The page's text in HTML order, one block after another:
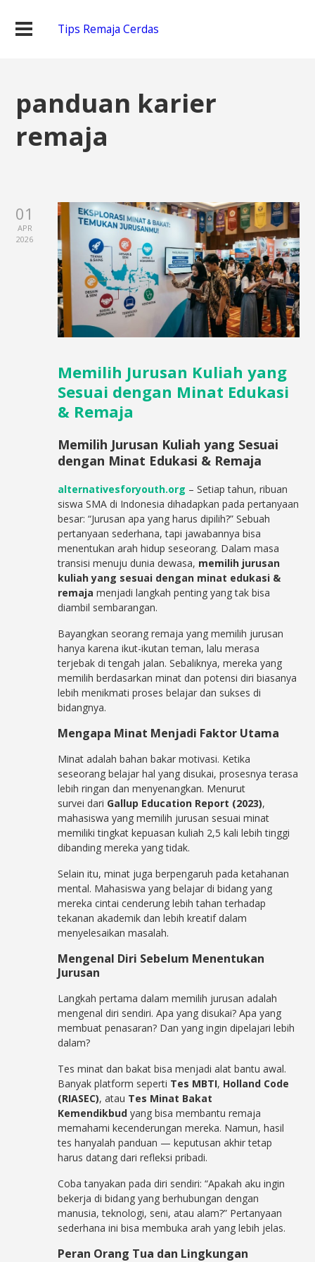
Tips Remaja Cerdas
panduan karier
remaja
01
APR
2026
Memilih Jurusan Kuliah yang
Sesuai dengan Minat Edukasi
& Remaja
Memilih Jurusan Kuliah yang Sesuai
dengan Minat Edukasi & Remaja
alternativesforyouth.org – Setiap tahun, ribuan
siswa SMA di Indonesia dihadapkan pada pertanyaan
besar: “Jurusan apa yang harus dipilih?” Sebuah
pertanyaan sederhana, tapi jawabannya bisa
menentukan arah hidup seseorang. Dalam masa
transisi menuju dunia dewasa, memilih jurusan
kuliah yang sesuai dengan minat edukasi &
remaja menjadi langkah penting yang tak bisa
diambil sembarangan.
Bayangkan seorang remaja yang memilih jurusan
hanya karena ikut-ikutan teman, lalu merasa
terjebak di tengah jalan. Sebaliknya, mereka yang
memilih berdasarkan minat dan potensi diri biasanya
lebih menikmati proses belajar dan sukses di
bidangnya.
Mengapa Minat Menjadi Faktor Utama
Minat adalah bahan bakar motivasi. Ketika
seseorang belajar hal yang disukai, prosesnya terasa
lebih ringan dan menyenangkan. Menurut
survei dari Gallup Education Report (2023),
mahasiswa yang memilih jurusan sesuai minat
memiliki tingkat kepuasan kuliah 2,5 kali lebih tinggi
dibanding mereka yang tidak.
Selain itu, minat juga berpengaruh pada ketahanan
mental. Mahasiswa yang belajar di bidang yang
mereka cintai cenderung lebih tahan terhadap
tekanan akademik dan lebih kreatif dalam
menyelesaikan masalah.
Mengenal Diri Sebelum Menentukan
Jurusan
Langkah pertama dalam memilih jurusan adalah
mengenal diri sendiri. Apa yang disukai? Apa yang
membuat penasaran? Danyang ingin dipelajari lebih
dalam?
Tes minat dan bakat bisa menjadi alat bantu awal.
Banyak platform seperti Tes MBTI, Holland Code
(RIASEC), atau Tes Minat Bakat
Kemendikbud yang bisa membantu remaja
memahami kecenderungan mereka. Namun, hasil
tes hanyalah panduan — keputusan akhir tetap
harus datang dari refleksi pribadi.
Coba tanyakan pada diri sendiri: “Apakah aku ingin
bekerja di bidang yang berhubungan dengan
manusia, teknologi, seni, atau alam?” Pertanyaan
sederhana ini bisa membuka arah yang lebih jelas.
Peran Orang Tua dan Lingkungan